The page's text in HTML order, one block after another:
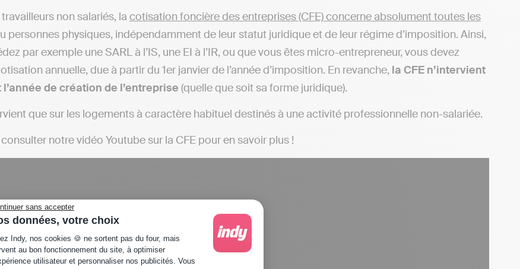
sans accepter
données, votre choix
de Gestion du Consentement : Personnalisez vos Options
Indy, nos cookies 🍪 ne sortent pas du four, mais
au bon fonctionnement du site, à optimiser
utilisateur et personnaliser nos publicités. Vous
non salariés, la cotisation foncière des entreprises (CFE) concerne absolument toutes les
personnes physiques, indépendamment de leur statut juridique et de leur régime d’imposition. Ainsi,
par exemple une SARL à l’IS, une EI à l’IR, ou que vous êtes micro-entrepreneur, vous devez
annuelle, due à partir du 1er janvier de l’année d’imposition. En revanche, la CFE n’intervient
de création de l’entreprise (quelle que soit sa forme juridique).
que sur les logements à caractère habituel destinés à une activité professionnelle non-salariée.
notre vidéo Youtube sur la CFE pour en savoir plus !